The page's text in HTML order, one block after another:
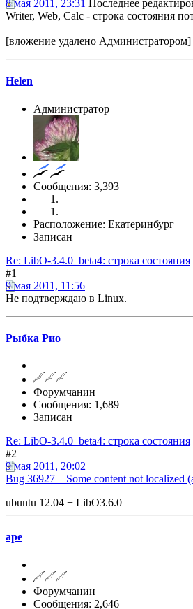
8 мая 2011, 23:31 Последнее
Writer, Web, Calc - строка состояния
[вложение удалено Администратором]
Helen
Администратор
Сообщения: 3,393
Расположение: Екатеринбург
Записан
Re: LibO-3.4.0_beta4: строка состояния
#1
9 мая 2011, 11:56
Не подтверждаю в Linux.
Рыбка Рио
Форумчанин
Сообщения: 1,689
Записан
Re: LibO-3.4.0_beta4: строка состояния
#2
9 мая 2011, 20:02
Bug 36927 – Some content not localized
ubuntu 12.04 + LibO3.6.0
ape
Форумчанин
Сообщения: 2,646